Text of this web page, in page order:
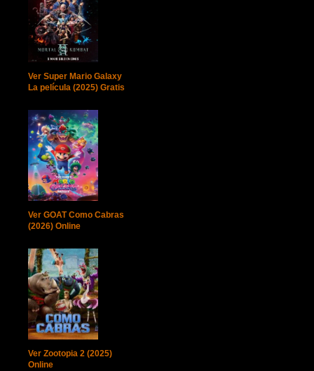
Ver Super Mario Galaxy
La película (2025) Gratis
Ver GOAT Como Cabras
(2026) Online
Ver Zootopia 2 (2025)
Online